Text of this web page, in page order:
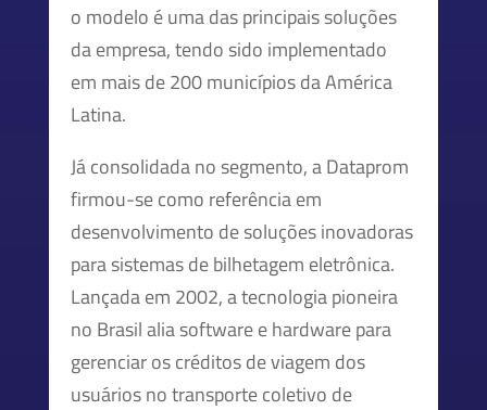
o modelo é uma das principais soluções
da empresa, tendo sido implementado
em mais de 200 municípios da América
Latina.
Já consolidada no segmento, a Dataprom
firmou-se como referência em
desenvolvimento de soluções inovadoras
para sistemas de bilhetagem eletrônica.
Lançada em 2002, a tecnologia pioneira
no Brasil alia software e hardware para
gerenciar os créditos de viagem dos
usuários no transporte coletivo de